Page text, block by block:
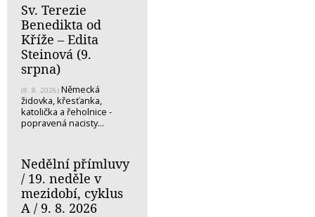
Sv. Terezie
Benedikta od
Kříže – Edita
Steinová (9.
srpna)
(8. 8. 2026) Německá
židovka, křesťanka,
katolička a řeholnice -
popravená nacisty...
Nedělní přímluvy
/ 19. neděle v
mezidobí, cyklus
A / 9. 8. 2026